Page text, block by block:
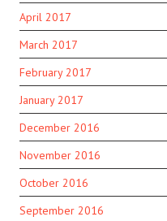
April 2017
March 2017
February 2017
January 2017
December 2016
November 2016
October 2016
September 2016